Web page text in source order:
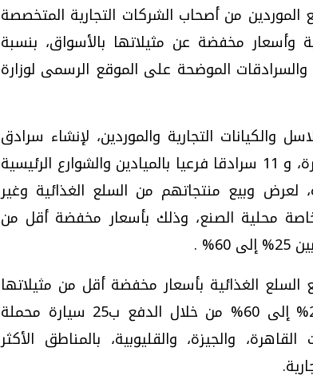
الموردين من أصحاب الشركات التجارية المتخصصة
وأسعار مخفضة عن مثيلاتها بالأسواق، بنسبة
وذلك بالمنافذ والسرادقات الموضحة على الموقع الرسمى لوزارة
التجارية والموردين، لإنشاء سرادق
رئيسي بدائرة قسم شرطة مدينة نصر بالقاهرة، و 11 سرادقا فرعيا بالميادين والشوارع الرئيسية
لعرض وبيع منتجاتهم من السلع الغذائية وغير
محلية الصنع، وذلك بأسعار مخفضة أقل من
.
الغذائية بأسعار مخفضة أقل من مثيلاتها
بالأسواق، وبنسب تخفيض تتراوح ما بين 25% إلى 60% من خلال الدفع ب25 سيارة محملة
والجيزة، والقليوبية، بالمناطق الأكثر